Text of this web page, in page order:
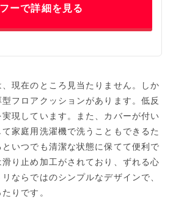
ーで詳細を見る
現在のところ見当たりません。しか
フロアクッションがあります。低反
現しています。また、カバーが付い
家庭用洗濯機で洗うこともできるた
いつでも清潔な状態に保てて便利で
り止め加工がされており、ずれる心
ならではのシンプルなデザインで、
りです。